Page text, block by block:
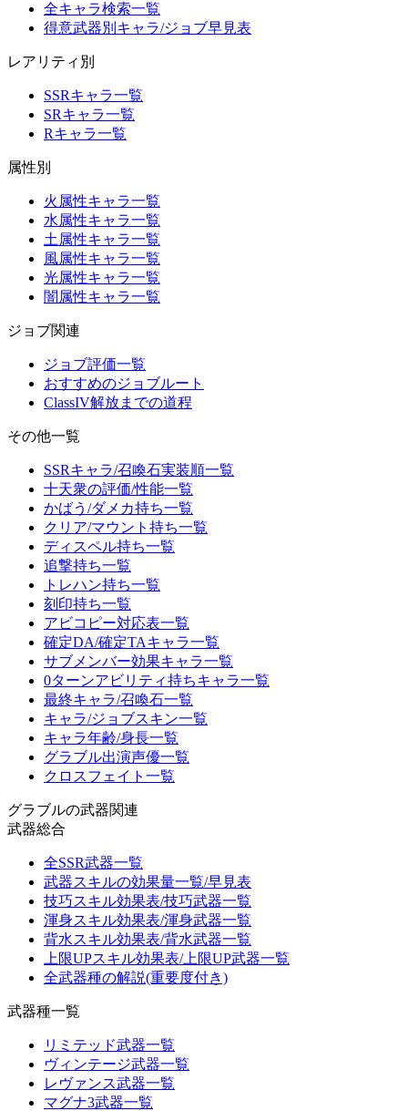
全キャラ検索一覧
得意武器別キャラ/ジョブ早見表
レアリティ別
SSRキャラ一覧
SRキャラ一覧
Rキャラ一覧
属性別
火属性キャラ一覧
水属性キャラ一覧
土属性キャラ一覧
風属性キャラ一覧
光属性キャラ一覧
闇属性キャラ一覧
ジョブ関連
ジョブ評価一覧
おすすめのジョブルート
ClassIV解放までの道程
その他一覧
SSRキャラ/召喚石実装順一覧
十天衆の評価/性能一覧
かばう/ダメカ持ち一覧
クリア/マウント持ち一覧
ディスペル持ち一覧
追撃持ち一覧
トレハン持ち一覧
刻印持ち一覧
アビコピー対応表一覧
確定DA/確定TAキャラ一覧
サブメンバー効果キャラ一覧
0ターンアビリティ持ちキャラ一覧
最終キャラ/召喚石一覧
キャラ/ジョブスキン一覧
キャラ年齢/身長一覧
グラブル出演声優一覧
クロスフェイト一覧
グラブルの武器関連
武器総合
全SSR武器一覧
武器スキルの効果量一覧/早見表
技巧スキル効果表/技巧武器一覧
渾身スキル効果表/渾身武器一覧
背水スキル効果表/背水武器一覧
上限UPスキル効果表/上限UP武器一覧
全武器種の解説(重要度付き)
武器種一覧
リミテッド武器一覧
ヴィンテージ武器一覧
レヴァンス武器一覧
マグナ3武器一覧